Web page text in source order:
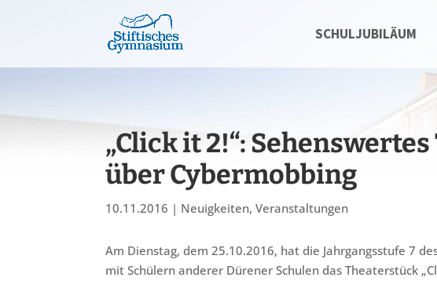
SCHULJUBILÄUM
„Click it 2!“:
über Cybermobbing
10.11.2016 | Neuigkeiten,Veranstaltungen
Am Dienstag, dem 25.10.2016, hat die Jahrgangsstufe 7
mit Schülern anderer Dürener Schulen das Theaterstück